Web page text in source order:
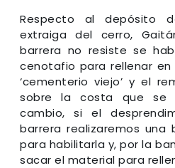
Respecto al depósito
extraiga del cerro,
barrera no resiste se
cenotafio para rellenar
‘cementerio viejo’ y el
sobre la costa que se
cambio, si el
barrera realizaremos una
para habilitarla y, por la
sacar el material para